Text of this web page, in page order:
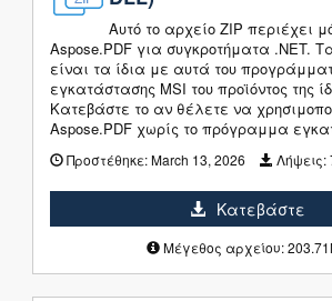
Αυτό το αρχείο ZIP περιέχει
Aspose.PDF για συγκροτήματα .NET.
είναι τα ίδια με αυτά του
εγκατάστασης MSI του προϊόντος της
Κατεβάστε το αν θέλετε να
Aspose.PDF χωρίς το πρόγραμμα
Προστέθηκε:March 13, 2026 Λήψεις:
Κατεβάστε
Μέγεθος αρχείου: